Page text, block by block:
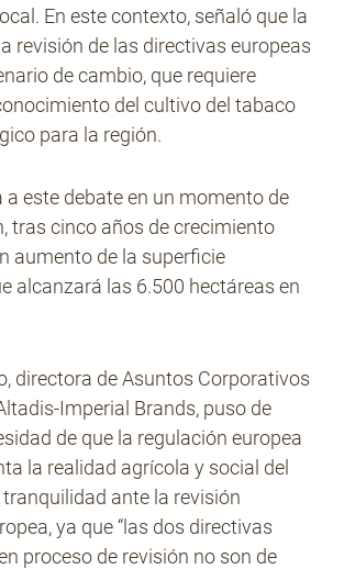
En este contexto, señaló que la
revisión de las directivas europeas
de cambio, que requiere
del cultivo del tabaco
para la región.
a este debate en un momento de
tras cinco años de crecimiento
aumento de la superficie
alcanzará las 6.500 hectáreas en
directora de Asuntos Corporativos
Imperial Brands, puso de
de que la regulación europea
la realidad agrícola y social del
ante la revisión
ya que “las dos directivas
proceso de revisión no son de